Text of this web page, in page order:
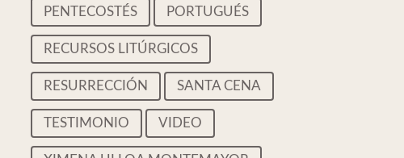
PENTECOSTÉS PORTUGUÉS
RECURSOS LITÚRGICOS
RESURRECCIÓN SANTA CENA
TESTIMONIO VIDEO